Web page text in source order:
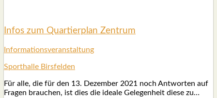
Infos zum Quar­tier­plan Zen­trum
Infor­ma­ti­ons­ver­an­stal­tung
Sport­hal­le Birs­fel­den
Für alle, die für den 13. Dezem­ber 2021 noch Ant­wor­ten auf
Fra­gen brau­chen, ist dies die idea­le Gele­gen­heit die­se zu…